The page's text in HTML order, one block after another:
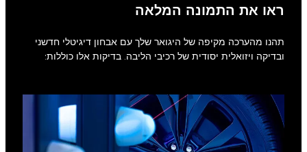
ראו את התמונה המלאה
תהנו מהערכה מקיפה של היגואר שלך עם אבחון דיגיטלי חדשני
ובדיקה ויזואלית יסודית של רכיבי הליבה. בדיקות אלו כוללות: